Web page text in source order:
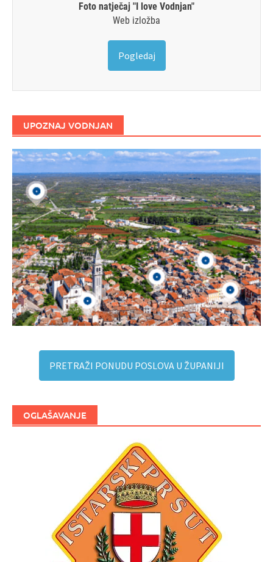
Foto natječaj "I love Vodnjan"
Web izložba
Pogledaj
UPOZNAJ VODNJAN
PRETRAŽI PONUDU POSLOVA U ŽUPANIJI
OGLAŠAVANJE